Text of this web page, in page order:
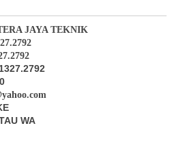
JAYA TEKNIK
WA